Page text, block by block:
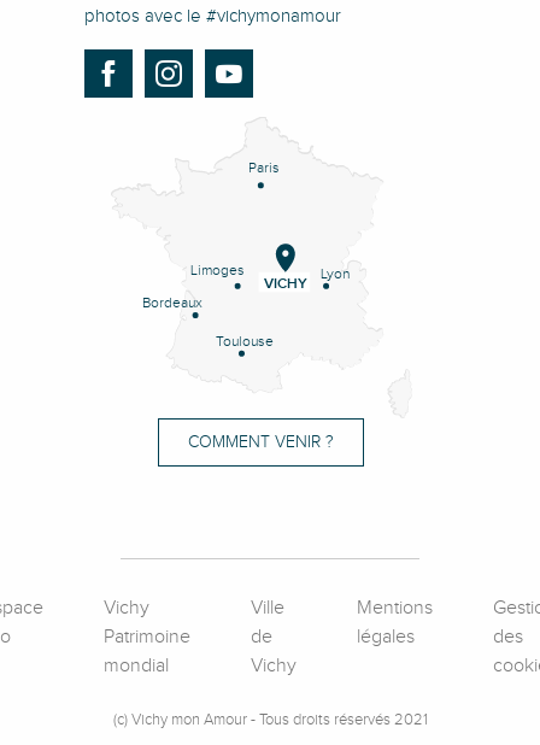
photos avec le #vichymonamour
Paris
Lyon
Limoges
Bordeaux
Toulouse
VICHY
COMMENT VENIR ?
Vichy
Patrimoine
mondial
Ville
de
Vichy
Mentions
légales
des
(c) Vichy mon Amour - Tous droits réservés 2021